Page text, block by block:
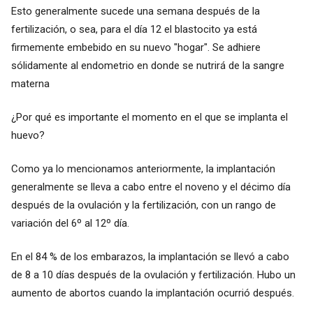
Esto generalmente sucede una semana después de la
fertilización, o sea, para el día 12 el blastocito ya está
firmemente embebido en su nuevo "hogar". Se adhiere
sólidamente al endometrio en donde se nutrirá de la sangre
materna
¿Por qué es importante el momento en el que se implanta el
huevo?
Como ya lo mencionamos anteriormente, la implantación
generalmente se lleva a cabo entre el noveno y el décimo día
después de la ovulación y la fertilización, con un rango de
variación del 6º al 12º día.
En el 84 % de los embarazos, la implantación se llevó a cabo
de 8 a 10 días después de la ovulación y fertilización. Hubo un
aumento de abortos cuando la implantación ocurrió después.